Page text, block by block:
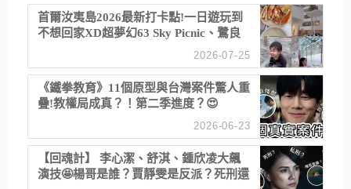
首爾汝夷島2026最新打卡點!一日遊玩到
不想回家XD超夢幻63 Sky Picnic、鷺良
津帝王蟹大餐、《淚之女王》拍攝地、漢
2026-07-25
《鐵拳教育》11個原型與台灣案件驚人重
疊!教權局成真？！第二季進度？😍
2026-06-23
【回魂計】 李心潔、舒淇、鍾欣凌大飆
演技🤩楊哥是誰？賈靜雯是反派？死刑還